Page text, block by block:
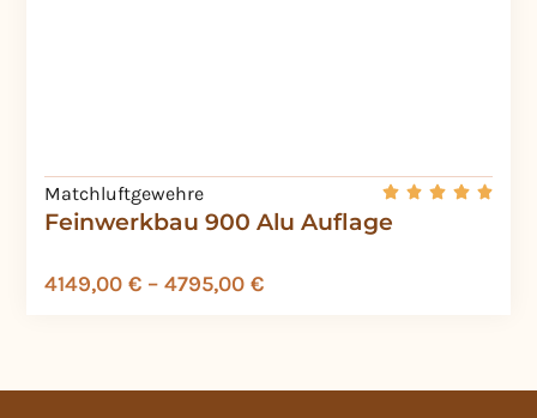
Feinwerkbau 900 Alu Auflage
Matchluftgewehre
4149,00 € – 4795,00 €